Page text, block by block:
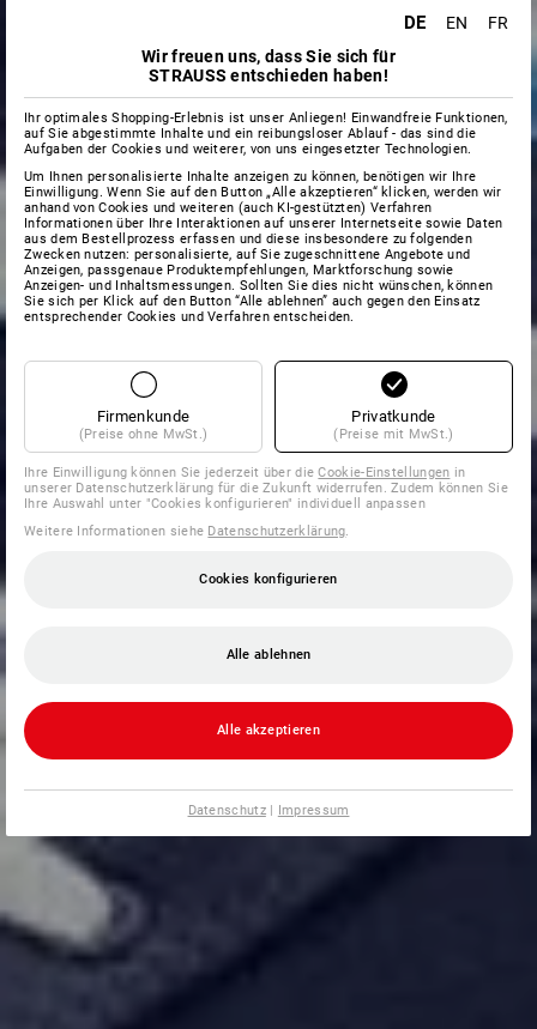
DE EN
FR
Wir freuen uns, dass Sie sich für
STRAUSS entschieden haben!
Ihr optimales Shopping-Erlebnis ist unser Anliegen! Einwandfreie Funktionen,
auf Sie abgestimmte Inhalte und ein reibungsloser Ablauf - das sind die
Aufgaben der Cookies und weiterer, von uns eingesetzter Technologien.
Um Ihnen personalisierte Inhalte anzeigen zu können, benötigen wir Ihre
Einwilligung. Wenn Sie auf den Button „Alle akzeptieren“ klicken, werden wir
anhand von Cookies und weiteren (auch KI-gestützten) Verfahren
Informationen über Ihre Interaktionen auf unserer Internetseite sowie Daten
aus dem Bestellprozess erfassen und diese insbesondere zu folgenden
Zwecken nutzen: personalisierte, auf Sie zugeschnittene Angebote und
Anzeigen, passgenaue Produktempfehlungen, Marktforschung sowie
Anzeigen- und Inhaltsmessungen. Sollten Sie dies nicht wünschen, können
Sie sich per Klick auf den Button “Alle ablehnen” auch gegen den Einsatz
entsprechender Cookies und Verfahren entscheiden.
Firmenkunde
(Preise ohne MwSt.)
Privatkunde
(Preise mit MwSt.)
Ihre Einwilligung können Sie jederzeit über dieCookie-Einstellungen in
unserer Datenschutzerklärung für die Zukunft widerrufen. Zudem können Sie
Ihre Auswahl unter "Cookies konfigurieren" individuell anpassen
Weitere Informationen siehe Datenschutzerklärung.
Cookies konfigurieren
Alle ablehnen
Alle akzeptieren
Datenschutz| Impressum